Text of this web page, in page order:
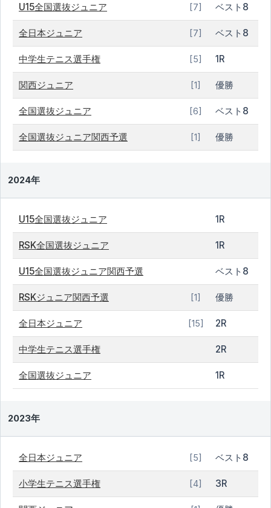
U15全国選抜ジュニア [7] ベスト8
全日本ジュニア [7] ベスト8
中学生テニス選手権 [5] 1R
関西ジュニア [1] 優勝
全国選抜ジュニア [6] ベスト8
全国選抜ジュニア関西予選 [1] 優勝
2024年
U15全国選抜ジュニア 1R
RSK全国選抜ジュニア 1R
U15全国選抜ジュニア関西予選 ベスト8
RSKジュニア関西予選 [1] 優勝
全日本ジュニア [15] 2R
中学生テニス選手権 2R
全国選抜ジュニア 1R
2023年
全日本ジュニア [5] ベスト8
小学生テニス選手権 [4] 3R